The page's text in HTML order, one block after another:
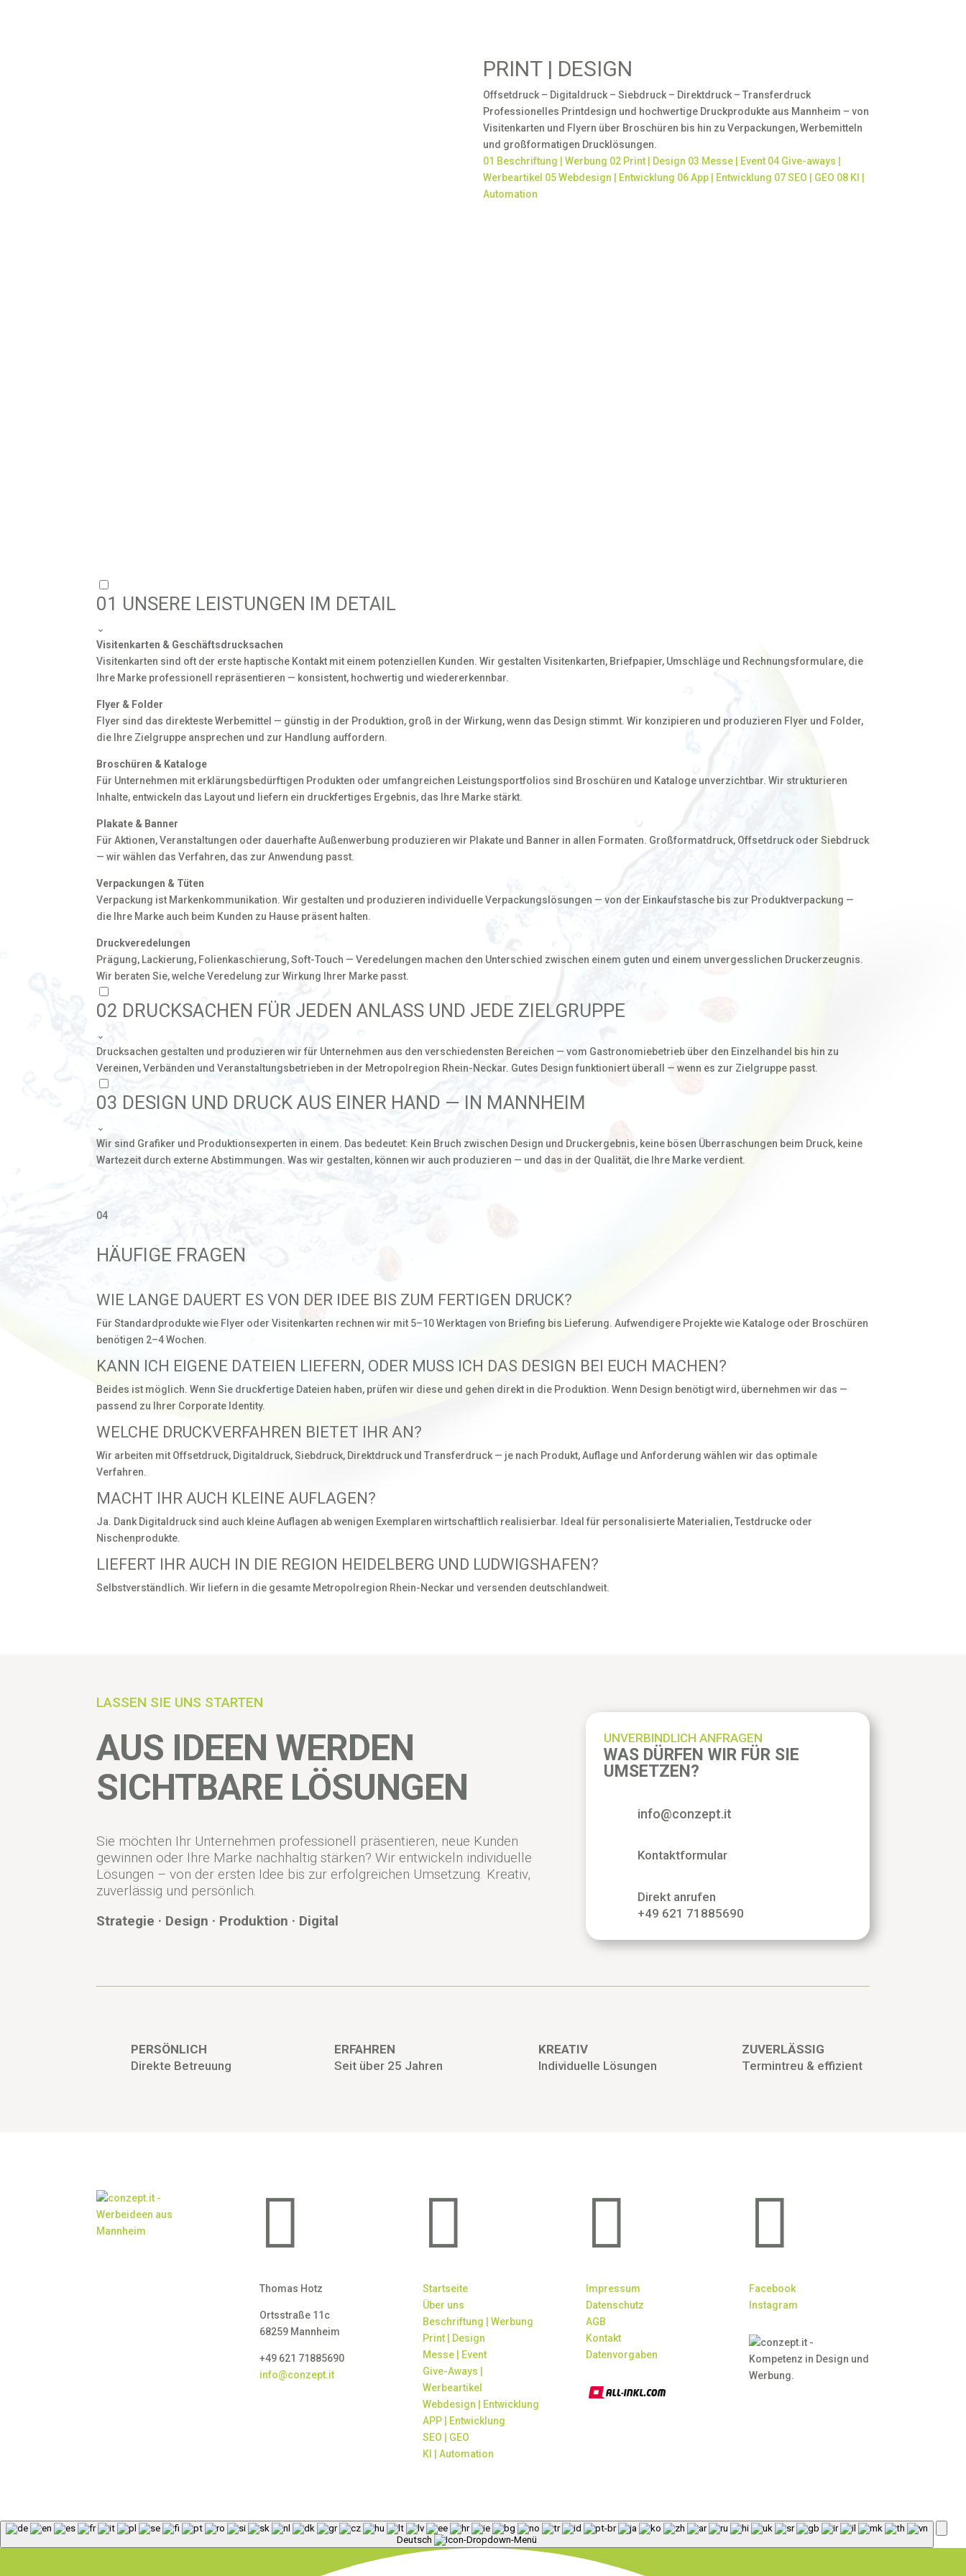
PRINT | DESIGN
Offsetdruck – Digitaldruck – Siebdruck – Direktdruck – Transferdruck
Professionelles Printdesign und hochwertige Druckprodukte aus Mannheim – von
Visitenkarten und Flyern über Broschüren bis hin zu Verpackungen, Werbemitteln
und großformatigen Drucklösungen.
01 Beschriftung | Werbung 02 Print | Design 03 Messe | Event 04 Give-aways |
Werbeartikel 05Webdesign | Entwicklung 06App | Entwicklung 07SEO | GEO 08 KI |
Automation
01 UNSERE LEISTUNGEN IM DETAIL
⌄
Visitenkarten & Geschäftsdrucksachen
Visitenkarten sind oft der erste haptische Kontakt mit einem potenziellen Kunden. Wir gestalten Visitenkarten, Briefpapier, Umschläge und Rechnungsformulare, die
Ihre Marke professionell repräsentieren — konsistent, hochwertig und wiedererkennbar.
Flyer & Folder
Flyer sind das direkteste Werbemittel — günstig in der Produktion, groß in der Wirkung, wenn das Design stimmt. Wir konzipieren und produzieren Flyer und Folder,
die Ihre Zielgruppe ansprechen und zur Handlung auffordern.
Broschüren & Kataloge
Für Unternehmen mit erklärungsbedürftigen Produkten oder umfangreichen Leistungsportfolios sind Broschüren und Kataloge unverzichtbar. Wir strukturieren
Inhalte, entwickeln das Layout und liefern ein druckfertiges Ergebnis, das Ihre Marke stärkt.
Plakate & Banner
Für Aktionen, Veranstaltungen oder dauerhafte Außenwerbung produzieren wir Plakate und Banner in allen Formaten. Großformatdruck, Offsetdruck oder Siebdruck
— wir wählen das Verfahren, das zur Anwendung passt.
Verpackungen & Tüten
Verpackung ist Markenkommunikation. Wir gestalten und produzieren individuelle Verpackungslösungen — von der Einkaufstasche bis zur Produktverpackung —
die Ihre Marke auch beim Kunden zu Hause präsent halten.
Druckveredelungen
Prägung, Lackierung, Folienkaschierung, Soft-Touch — Veredelungen machen den Unterschied zwischen einem guten und einem unvergesslichen Druckerzeugnis.
Wir beraten Sie, welche Veredelung zur Wirkung Ihrer Marke passt.
02 DRUCKSACHEN FÜR JEDEN ANLASS UND JEDE ZIELGRUPPE
⌄
Drucksachen gestalten und produzieren wir für Unternehmen aus den verschiedensten Bereichen — vom Gastronomiebetrieb über den Einzelhandel bis hin zu
Vereinen, Verbänden und Veranstaltungsbetrieben in der Metropolregion Rhein-Neckar. Gutes Design funktioniert überall — wenn es zur Zielgruppe passt.
03 DESIGN UND DRUCK AUS EINER HAND — IN MANNHEIM
⌄
Wir sind Grafiker und Produktionsexperten in einem. Das bedeutet: Kein Bruch zwischen Design und Druckergebnis, keine bösen Überraschungen beim Druck, keine
Wartezeit durch externe Abstimmungen. Was wir gestalten, können wir auch produzieren — und das in der Qualität, die Ihre Marke verdient.
04
HÄUFIGE FRAGEN
WIE LANGE DAUERT ES VON DER IDEE BIS ZUM FERTIGEN DRUCK?
Für Standardprodukte wie Flyer oder Visitenkarten rechnen wir mit 5–10 Werktagen von Briefing bis Lieferung. Aufwendigere Projekte wie Kataloge oder Broschüren
benötigen 2–4 Wochen.
KANN ICH EIGENE DATEIEN LIEFERN, ODER MUSS ICH DAS DESIGN BEI EUCH MACHEN?
Beides ist möglich. Wenn Sie druckfertige Dateien haben, prüfen wir diese und gehen direkt in die Produktion. Wenn Design benötigt wird, übernehmen wir das —
passend zu Ihrer Corporate Identity.
WELCHE DRUCKVERFAHREN BIETET IHR AN?
Wir arbeiten mit Offsetdruck, Digitaldruck, Siebdruck, Direktdruck und Transferdruck — je nach Produkt, Auflage und Anforderung wählen wir das optimale
Verfahren.
MACHT IHR AUCH KLEINE AUFLAGEN?
Ja. Dank Digitaldruck sind auch kleine Auflagen ab wenigen Exemplaren wirtschaftlich realisierbar. Ideal für personalisierte Materialien, Testdrucke oder
Nischenprodukte.
LIEFERT IHR AUCH IN DIE REGION HEIDELBERG UND LUDWIGSHAFEN?
Selbstverständlich. Wir liefern in die gesamte Metropolregion Rhein-Neckar und versenden deutschlandweit.
LASSEN SIE UNS STARTEN
AUS IDEEN WERDEN
SICHTBARE LÖSUNGEN
Sie möchten Ihr Unternehmen professionell präsentieren, neue Kunden
gewinnen oder Ihre Marke nachhaltig stärken? Wir entwickeln individuelle
Lösungen – von der ersten Idee bis zur erfolgreichen Umsetzung. Kreativ,
zuverlässig und persönlich.
Strategie · Design · Produktion · Digital
UNVERBINDLICH ANFRAGEN
WAS DÜRFEN WIR FÜR SIE
UMSETZEN?
info@conzept.it
Kontaktformular
Direkt anrufen
+49 621 71885690
PERSÖNLICH
Direkte Betreuung
ERFAHREN
Seit über 25 Jahren
KREATIV
Individuelle Lösungen
ZUVERLÄSSIG
Termintreu & effizient

Thomas Hotz
Ortsstraße 11c
68259 Mannheim
+49 621 71885690
info@conzept.it

Startseite
Über uns
Beschriftung | Werbung
Print | Design
Messe | Event
Give-Aways |
Werbeartikel
Webdesign | Entwicklung
APP | Entwicklung
SEO | GEO
KI | Automation

Impressum
Datenschutz
AGB
Kontakt
Datenvorgaben

Facebook
Instagram
Deutsch